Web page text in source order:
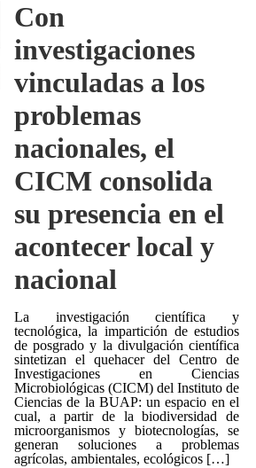
Con
investigaciones
vinculadas a los
problemas
nacionales, el
CICM consolida
su presencia en el
acontecer local y
nacional
La investigación científica y
tecnológica, la impartición de estudios
de posgrado y la divulgación científica
sintetizan el quehacer del Centro de
Investigaciones en Ciencias
Microbiológicas (CICM) del Instituto de
Ciencias de la BUAP: un espacio en el
cual, a partir de la biodiversidad de
microorganismos y biotecnologías, se
generan soluciones a problemas
agrícolas, ambientales, ecológicos […]